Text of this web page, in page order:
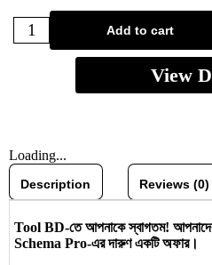
Add to cart
View
Loading...
Description Reviews (0)
Tool BD-তে আপনাকে স্বাগতম!
Schema Pro-এর দারুণ একটি অফার।